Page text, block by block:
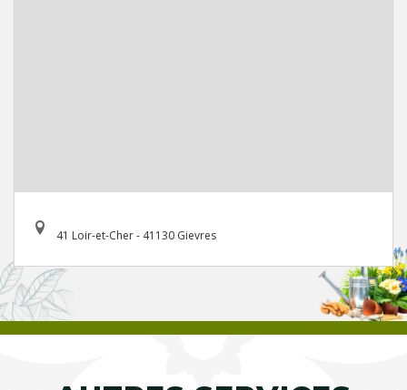
41 Loir-et-Cher - 41130 Gievres